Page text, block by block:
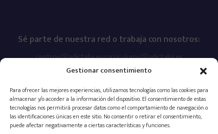
Gestionar consentimiento
Para ofrecer las mejores experiencias, utilizamos tecnologías como las cookies para
almacenar y/o acceder a la información del dispositivo. El consentimiento de estas
tecnologías nos permitirá procesar datos como el comportamiento de navegación o
las identificaciones únicas en este sitio. No consentir o retirar el consentimiento,
puede afectar negativamente a ciertas características y funciones.
Sé parte de nuestra red o trabaja con nosotros:
centros@adictalia.escurriculums@adictalia.es